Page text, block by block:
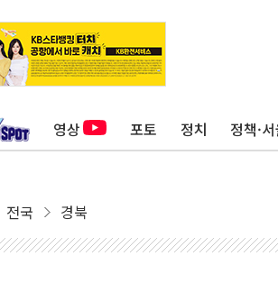
영상 포토 정치 정책·
전국 경북